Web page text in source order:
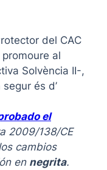
del CAC
al
Solvència II-,
és d’
el
2009/138/CE
cambios
en negrita.